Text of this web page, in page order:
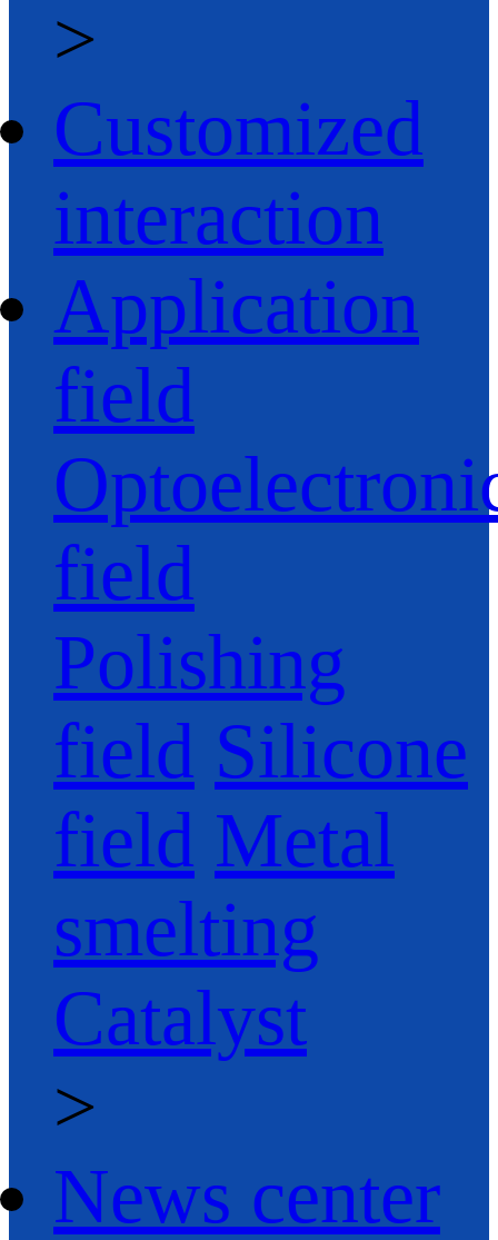
>
Customized
interaction
Application
field
field
Polishing
field Silicone
field Metal
smelting
Catalyst
>
News center